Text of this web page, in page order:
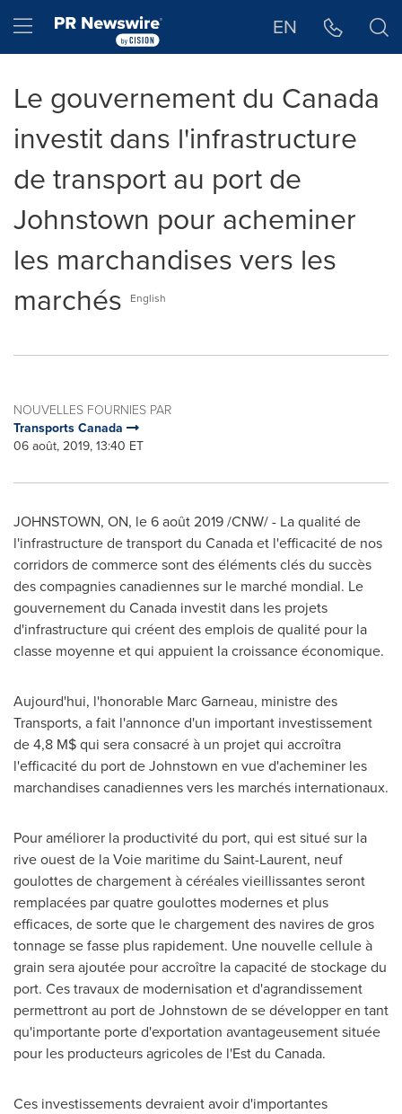
Hamburger menu EN
Le gouvernement du Canada
investit dans l'infrastructure
de transport au port de
Johnstown pour acheminer
les marchandises vers les
marchés
English
NOUVELLES FOURNIES PAR
Transports Canada
06 août, 2019, 13:40 ET
JOHNSTOWN, ON, le 6 août 2019 /CNW/ - La qualité de
l'infrastructure de transport du Canadaet l'efficacité de nos
corridors de commerce sont des éléments clés du succès
des compagnies canadiennes sur le marché mondial. Le
gouvernement du Canada investit dans les projets
d'infrastructure qui créent des emplois de qualité pour la
classe moyenne et qui appuient la croissance économique.
Aujourd'hui, l'honorable Marc Garneau, ministre des
Transports, a fait l'annonce d'un important investissement
de 4,8 M$ qui sera consacré à un projet qui accroîtra
l'efficacité du port deJohnstown en vue d'acheminer les
marchandises canadiennes vers les marchés internationaux.
Pour améliorer la productivité du port, qui est situé sur la
rive ouest de la Voie maritime du Saint-Laurent, neuf
goulottes de chargement à céréales vieillissantes seront
remplacées par quatre goulottes modernes et plus
efficaces, de sorte que le chargement des navires de gros
tonnage se fasse plus rapidement. Une nouvelle cellule à
grain sera ajoutée pour accroître la capacité de stockage du
port. Ces travaux de modernisation et d'agrandissement
permettront au port deJohnstown de se développer en tant
qu'importante porte d'exportation avantageusement située
pour les producteurs agricoles de l'Est du Canada.
Ces investissements devraient avoir d'importantes